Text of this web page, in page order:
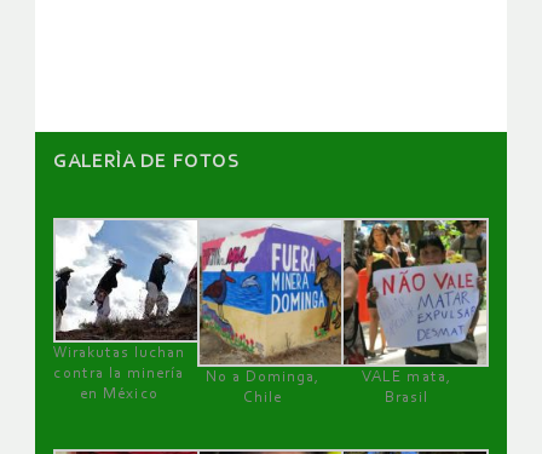
GALERÌA DE FOTOS
Wirakutas luchan
contra la minería
en México
No a Dominga,
Chile
VALE mata,
Brasil